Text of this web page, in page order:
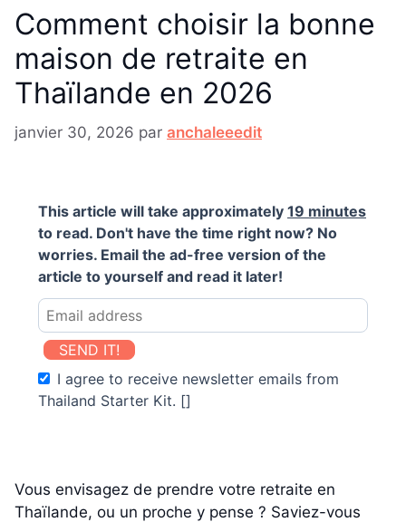
Comment choisir la bonne
maison de retraite en
Thaïlande en 2026
janvier 30, 2026 par anchaleeedit
This article will take approximately 19 minutes
to read. Don't have the time right now? No
worries. Email the ad-free version of the
article to yourself and read it later!
SEND IT!
I agree to receive newsletter emails from
Thailand Starter Kit. []
Vous envisagez de prendre votre retraite en
Thaïlande, ou un proche y pense ? Saviez-vous